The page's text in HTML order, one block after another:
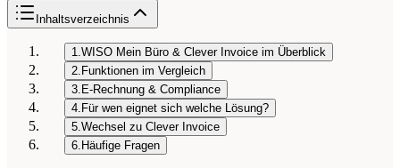
Inhaltsverzeichnis
1.WISO Mein Büro & Clever Invoice im Überblick
2. Funktionen im Vergleich
3. E-Rechnung & Compliance
4. Für wen eignet sich welche Lösung?
5.Wechsel zu Clever Invoice
6. Häufige Fragen